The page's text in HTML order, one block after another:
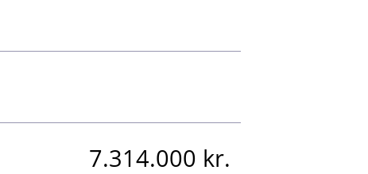
7.314.000 kr.